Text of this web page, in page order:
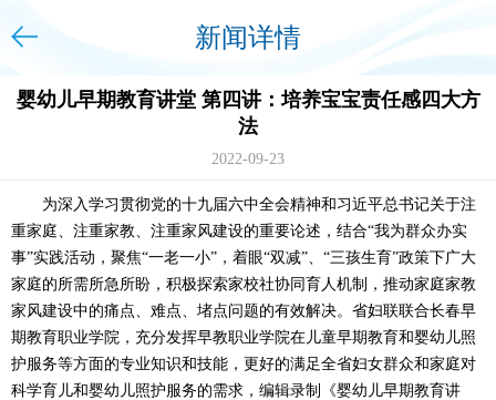
新闻详情
婴幼儿早期教育讲堂 第四讲：培养宝宝责任感四大方
法
2022-09-23
为深入学习贯彻党的十九届六中全会精神和习近平总书记关于注
重家庭、注重家教、注重家风建设的重要论述，结合“我为群众办实
事”实践活动，聚焦“一老一小”，着眼“双减”、“三孩生育”政策下广大
家庭的所需所急所盼，积极探索家校社协同育人机制，推动家庭家教
家风建设中的痛点、难点、堵点问题的有效解决。省妇联联合长春早
期教育职业学院，充分发挥早教职业学院在儿童早期教育和婴幼儿照
护服务等方面的专业知识和技能，更好的满足全省妇女群众和家庭对
科学育儿和婴幼儿照护服务的需求，编辑录制《婴幼儿早期教育讲